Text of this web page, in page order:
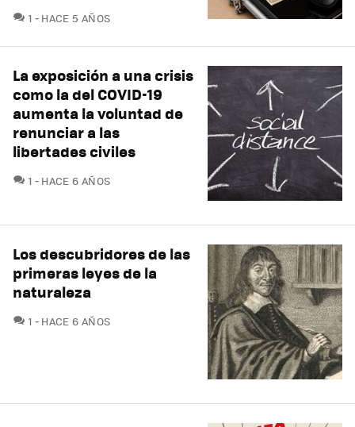
1 COMENTARIOS
HACE 5 AÑOS
La exposición a una crisis
como la del COVID-19
aumenta la voluntad de
renunciar a las
libertades civiles
1 COMENTARIOS
HACE 6 AÑOS
Los descubridores de las
primeras leyes de la
naturaleza
1 COMENTARIOS
HACE 6 AÑOS